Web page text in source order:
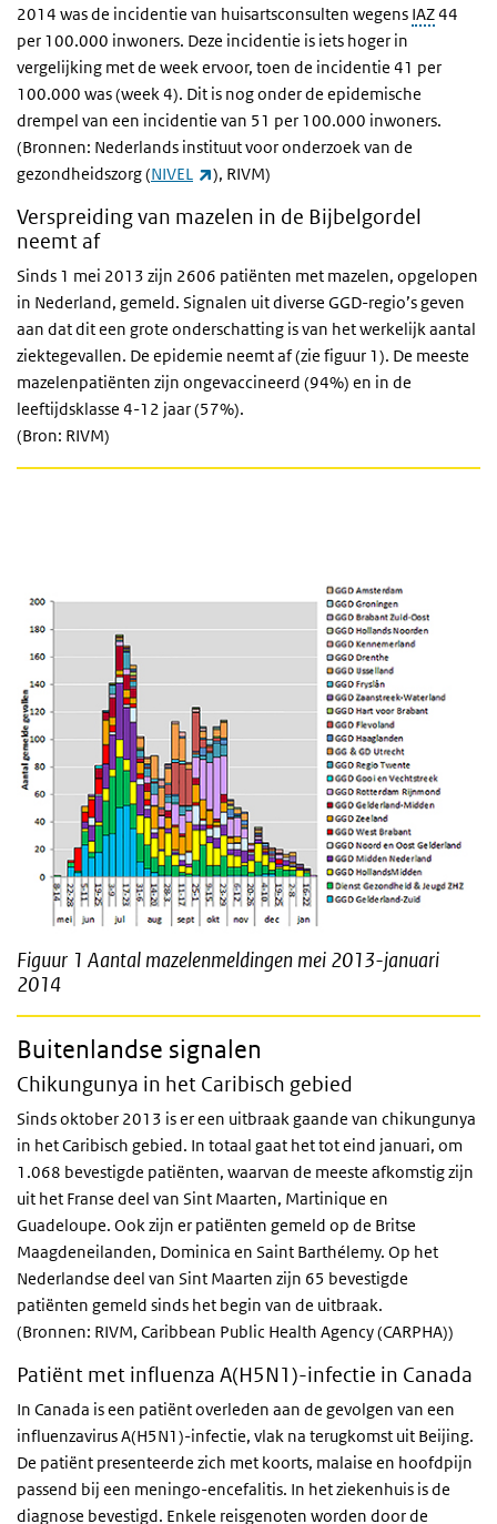
2014 was de incidentie van huisartsconsulten wegens IAZ44
per 100.000 inwoners. Deze incidentie is iets hoger in
vergelijking met de week ervoor, toen de incidentie 41 per
100.000 was (week 4). Dit is nog onder de epidemische
drempel van een incidentie van 51 per 100.000 inwoners.
(Bronnen: Nederlands instituut voor onderzoek van de
gezondheidszorg (NIVEL (externe link)
), RIVM)
Verspreiding van mazelen in de Bijbelgordel
neemt af
Sinds 1 mei 2013 zijn 2606 patiënten met mazelen, opgelopen
in Nederland, gemeld. Signalen uit diverse GGD-regio’s geven
aan dat dit een grote onderschatting is van het werkelijk aantal
ziektegevallen. De epidemie neemt af (zie figuur 1). De meeste
mazelenpatiënten zijn ongevaccineerd (94%) en in de
leeftijdsklasse 4-12 jaar (57%).
(Bron: RIVM)
Figuur 1 Aantal mazelenmeldingen mei 2013-januari
2014
Buitenlandse signalen
Chikungunya in het Caribisch gebied
Sinds oktober 2013 is er een uitbraak gaande van chikungunya
in het Caribisch gebied. In totaal gaat het tot eind januari, om
1.068 bevestigde patiënten, waarvan de meeste afkomstig zijn
uit het Franse deel van Sint Maarten, Martinique en
Guadeloupe. Ook zijn er patiënten gemeld op de Britse
Maagdeneilanden, Dominica en Saint Barthélemy. Op het
Nederlandse deel van Sint Maarten zijn 65 bevestigde
patiënten gemeld sinds het begin van de uitbraak.
(Bronnen: RIVM, Caribbean Public Health Agency (CARPHA))
Patiënt met influenza A(H5N1)-infectie in Canada
In Canada is een patiënt overleden aan de gevolgen van een
influenzavirus A(H5N1)-infectie, vlak na terugkomst uit Beijing.
De patiënt presenteerde zich met koorts, malaise en hoofdpijn
passend bij een meningo-encefalitis. In het ziekenhuis is de
diagnose bevestigd. Enkele reisgenoten worden door de